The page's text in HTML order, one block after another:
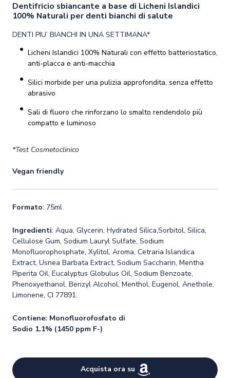
Dentifricio sbiancante a base di Licheni Islandici
100% Naturali per denti bianchi di salute
DENTI PIU’ BIANCHI IN UNA SETTIMANA*
Licheni Islandici 100% Naturali con effetto batteriostatico,
anti-placca e anti-macchia
Silici morbide per una pulizia approfondita, senza effetto
abrasivo
Sali di fluoro che rinforzano lo smalto rendendolo più
compatto e luminoso
*Test Cosmetoclinico
Vegan friendly
Formato: 75ml
Ingredienti: Aqua, Glycerin, Hydrated Silica,Sorbitol, Silica,
Cellulose Gum, Sodium Lauryl Sulfate, Sodium
Monofluorophosphate, Xylitol, Aroma, Cetraria Islandica
Extract, Usnea Barbata Extract, Sodium Saccharin, Mentha
Piperita Oil, Eucalyptus Globulus Oil, Sodium Benzoate,
Phenoxyethanol, Benzyl Alcohol, Menthol, Eugenol, Anethole,
Limonene, CI 77891.
Contiene: Monofluorofosfato di
Sodio 1,1% (1450 ppm F-)
Acquista ora su